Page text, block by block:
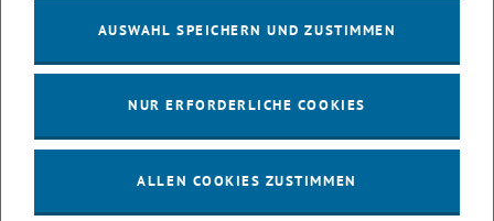
Ausbildung
AUSWAHL SPEICHERN UND ZUSTIMMEN
NUR ERFORDERLICHE COOKIES
ALLEN COOKIES ZUSTIMMEN